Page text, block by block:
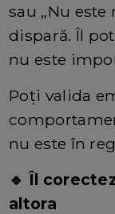
sau „Nu
dispară. Îl
nu este
Poți valida
nu este în
🔹 Îl
altora